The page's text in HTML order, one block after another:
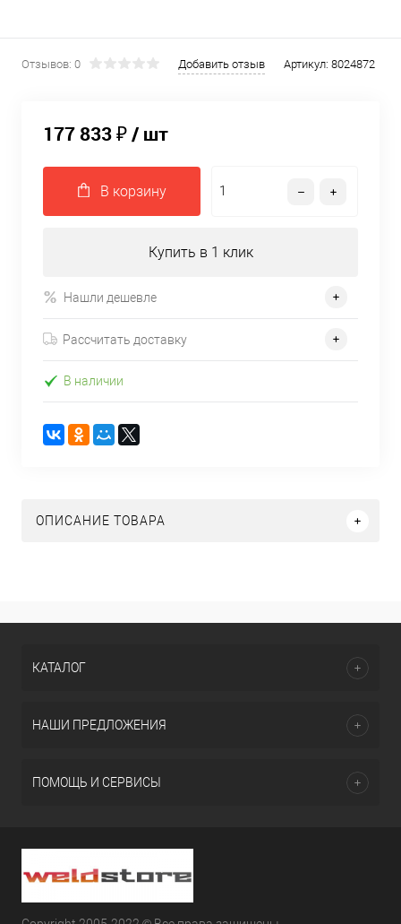
Отзывов: 0 Добавить отзыв Артикул: 8024872
177 833 ₽/ шт
В корзину
Купить в 1 клик
Нашли дешевле
Рассчитать доставку
В наличии
ОПИСАНИЕ ТОВАРА
КАТАЛОГ
НАШИ ПРЕДЛОЖЕНИЯ
ПОМОЩЬ И СЕРВИСЫ